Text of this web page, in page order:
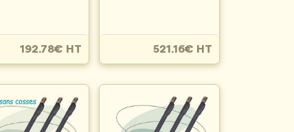
192.78€ HT 521.16€ HT